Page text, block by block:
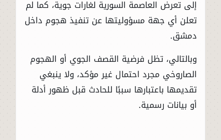
إلى تعرض العاصمة السورية لغارات جوية، كما لم
تعلن أي جهة مسؤوليتها عن تنفيذ هجوم داخل
دمشق.
وبالتالي، تظل فرضية القصف الجوي أو الهجوم
الصاروخي مجرد احتمال غير مؤكد، ولا ينبغي
تقديمها باعتبارها سببًا للحادث قبل ظهور أدلة
أو بيانات رسمية.